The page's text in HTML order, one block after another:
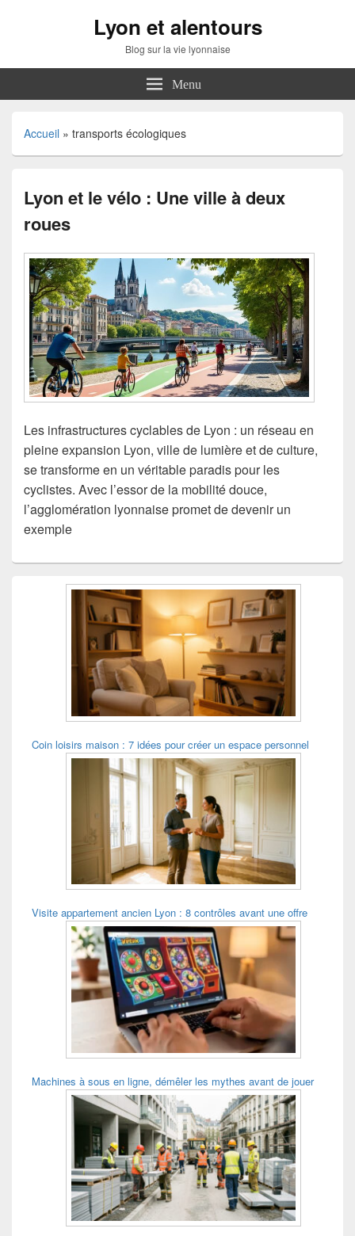
Lyon et alentours
Blog sur la vie lyonnaise
Menu
Accueil » transports écologiques
Lyon et le vélo : Une ville à deux
roues
Les infrastructures cyclables de Lyon : un réseau en
pleine expansion Lyon, ville de lumière et de culture,
se transforme en un véritable paradis pour les
cyclistes. Avec l’essor de la mobilité douce,
l’agglomération lyonnaise promet de devenir un
exemple
Coin loisirs maison : 7 idées pour créer un espace personnel
Visite appartement ancien Lyon : 8 contrôles avant une offre
Machines à sous en ligne, démêler les mythes avant de jouer